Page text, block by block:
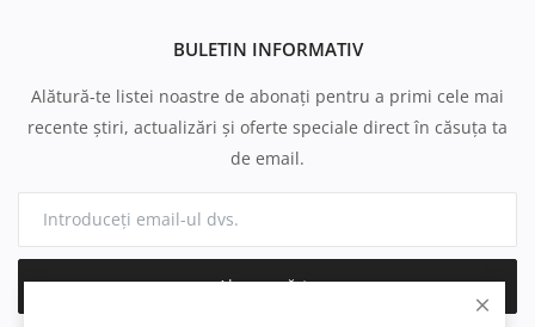
BULETIN INFORMATIV
Alătură-te listei noastre de abonați pentru a primi cele mai
recente știri, actualizări și oferte speciale direct în căsuța ta
de email.
Abonează-te